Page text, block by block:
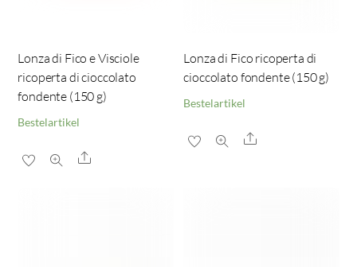
Lonza di Fico e Visciole
ricoperta di cioccolato
fondente (150 g)
Bestelartikel
Share
Lonza di Fico ricoperta di
cioccolato fondente (150 g)
Bestelartikel
Share